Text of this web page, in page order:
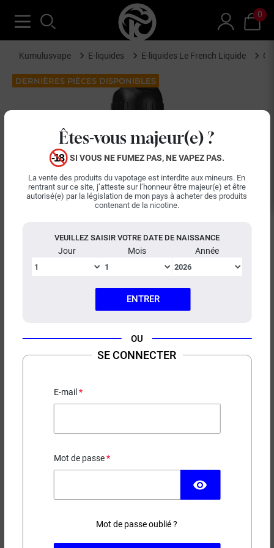
Êtes-vous majeur(e) ?
SI VOUS NE FUMEZ PAS, NE VAPEZ PAS.
La vente des produits du vapotage est interdite aux mineurs. En
rentrant sur ce site, j’atteste sur l’honneur être majeur(e) et être
autorisé(e) par la législation de mon pays à acheter des produits
contenant de la nicotine.
VEUILLEZ SAISIR VOTRE DATE DE NAISSANCE
Jour Mois Année
ENTRER
OU
SE CONNECTER
E-mail
Mot de passe
visibility
Mot de passe oublié ?
0
Kumulusvape E-liquides E-liquides Le French Liquide
DERNIÈRES PIÈCES DISPONIBLES
E-LIQUIDE COLA CERISE
LIQUIDE 50ML
19,90 €